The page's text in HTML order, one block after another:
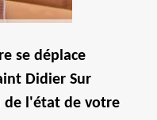
se déplace
Didier Sur
de l'état de votre